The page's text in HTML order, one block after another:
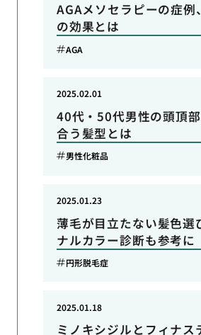
AGAメソセラピーの症例
の効果とは
AGA
40代・50代男性の頭頂
合う髪型とは
2025.02.01
男性化粧品
薄毛が目立たない髪色選
ナルカラー診断も参考に
2025.01.23
円形脱毛症
ミノキシジルとフィナス
2025.01.18